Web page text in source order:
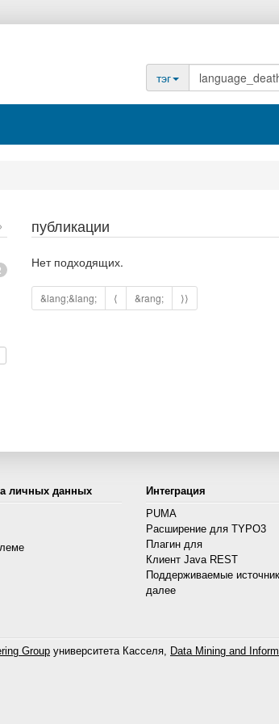
тэг
публикации
Нет подходящих.
&lang;&lang; ⟨ &rang; ⟩⟩
личных данных
Интеграция
PUMA
Расширение для TYPO3
Плагин для
Клиент Java REST
Поддерживаемые
далее
Group университета Касселя, Data Mining and